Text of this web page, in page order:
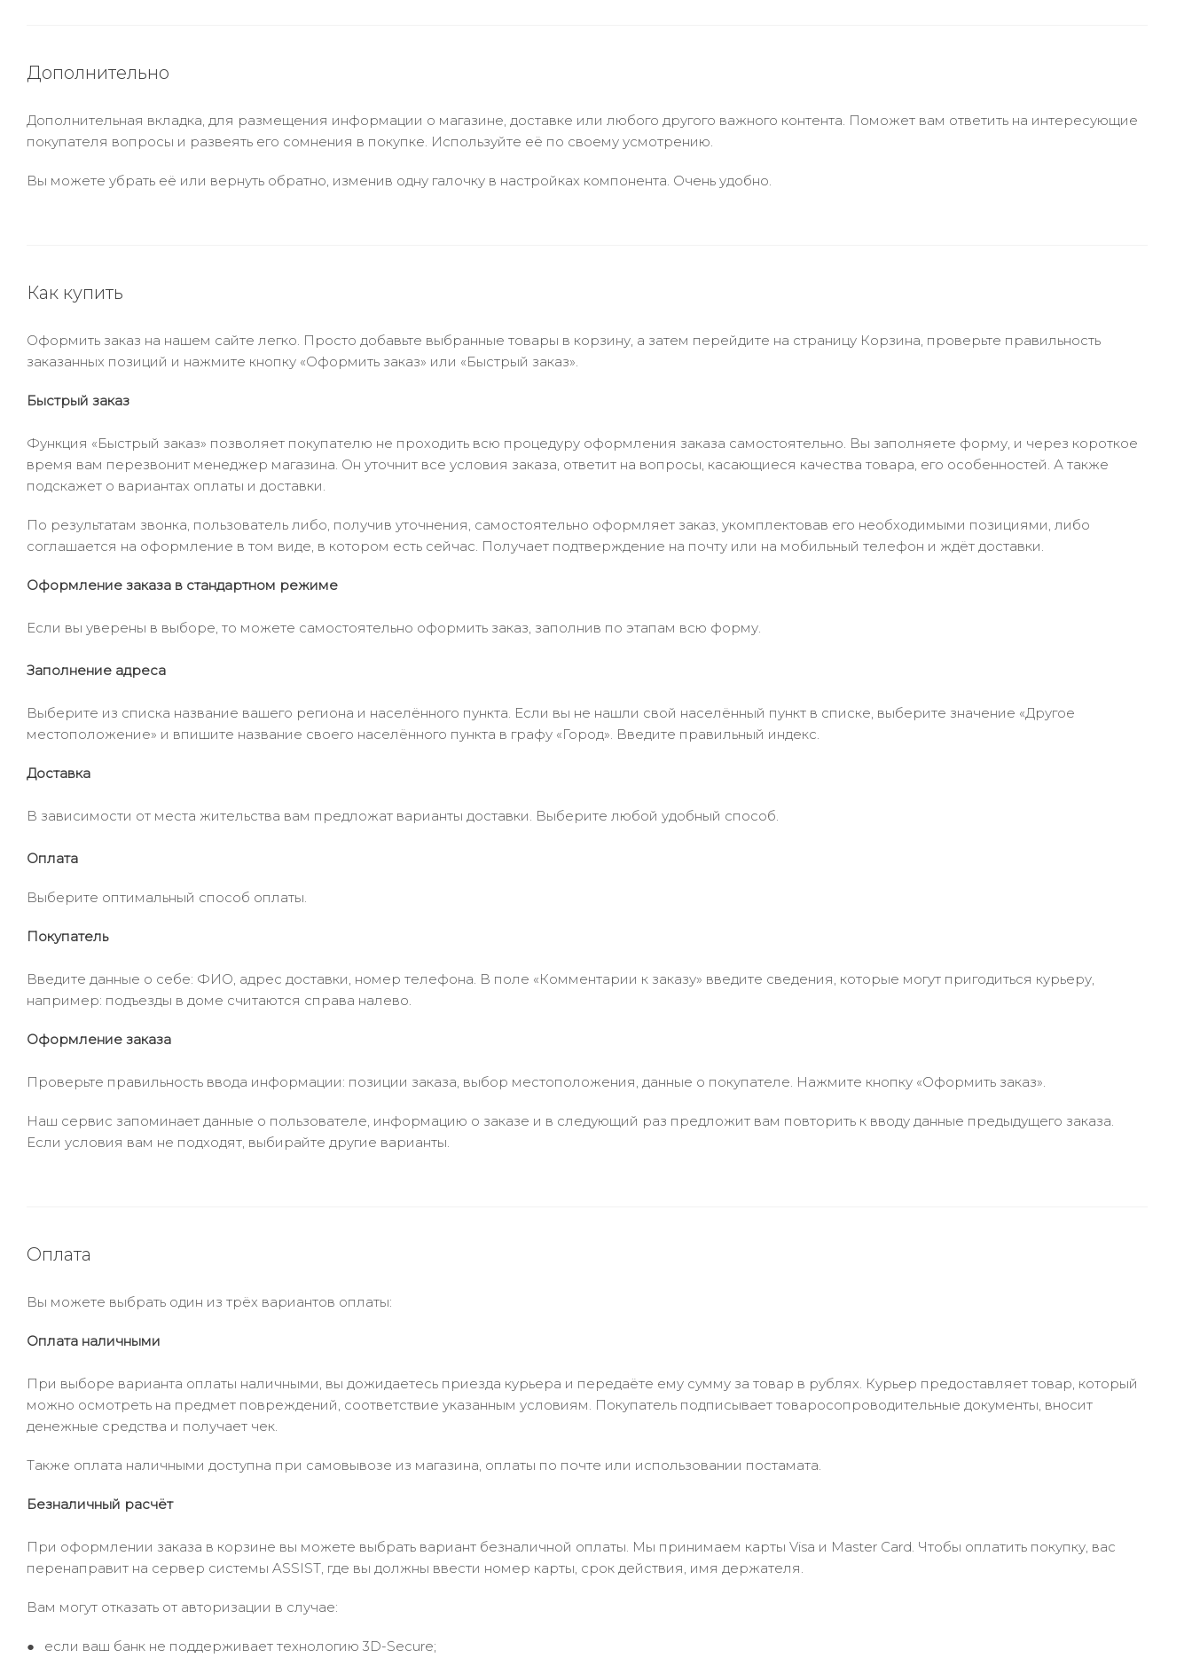
Дополнительно
Дополнительная вкладка, для размещения информации о магазине, доставке или любого другого важного контента. Поможет вам ответить на интересующие
покупателя вопросы и развеять его сомнения в покупке. Используйте её по своему усмотрению.
Вы можете убрать её или вернуть обратно, изменив одну галочку в настройках компонента. Очень удобно.
Как купить
Оформить заказ на нашем сайте легко. Просто добавьте выбранные товары в корзину, а затем перейдите на страницу Корзина, проверьте правильность
заказанных позиций и нажмите кнопку «Оформить заказ» или «Быстрый заказ».
Быстрый заказ
Функция «Быстрый заказ» позволяет покупателю не проходить всю процедуру оформления заказа самостоятельно. Вы заполняете форму, и через короткое
время вам перезвонит менеджер магазина. Он уточнит все условия заказа, ответит на вопросы, касающиеся качества товара, его особенностей. А также
подскажет о вариантах оплаты и доставки.
По результатам звонка, пользователь либо, получив уточнения, самостоятельно оформляет заказ, укомплектовав его необходимыми позициями, либо
соглашается на оформление в том виде, в котором есть сейчас. Получает подтверждение на почту или на мобильный телефон и ждёт доставки.
Оформление заказа в стандартном режиме
Если вы уверены в выборе, то можете самостоятельно оформить заказ, заполнив по этапам всю форму.
Заполнение адреса
Выберите из списка название вашего региона и населённого пункта. Если вы не нашли свой населённый пункт в списке, выберите значение «Другое
местоположение» и впишите название своего населённого пункта в графу «Город». Введите правильный индекс.
Доставка
В зависимости от места жительства вам предложат варианты доставки. Выберите любой удобный способ.
Оплата
Выберите оптимальный способ оплаты.
Покупатель
Введите данные о себе: ФИО, адрес доставки, номер телефона. В поле «Комментарии к заказу» введите сведения, которые могут пригодиться курьеру,
например: подъезды в доме считаются справа налево.
Оформление заказа
Проверьте правильность ввода информации: позиции заказа, выбор местоположения, данные о покупателе. Нажмите кнопку «Оформить заказ».
Наш сервис запоминает данные о пользователе, информацию о заказе и в следующий раз предложит вам повторить к вводу данные предыдущего заказа.
Если условия вам не подходят, выбирайте другие варианты.
Оплата
Вы можете выбрать один из трёх вариантов оплаты:
Оплата наличными
При выборе варианта оплаты наличными, вы дожидаетесь приезда курьера и передаёте ему сумму за товар в рублях. Курьер предоставляет товар, который
можно осмотреть на предмет повреждений, соответствие указанным условиям. Покупатель подписывает товаросопроводительные документы, вносит
денежные средства и получает чек.
Также оплата наличными доступна при самовывозе из магазина, оплаты по почте или использовании постамата.
Безналичный расчёт
При оформлении заказа в корзине вы можете выбрать вариант безналичной оплаты. Мы принимаем карты Visa и Master Card. Чтобы оплатить покупку, вас
перенаправит на сервер системы ASSIST, где вы должны ввести номер карты, срок действия, имя держателя.
Вам могут отказать от авторизации в случае:
если ваш банк не поддерживает технологию 3D-Secure;